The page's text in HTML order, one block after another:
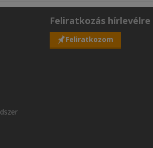
Feliratkozás hírlevélre
Feliratkozom